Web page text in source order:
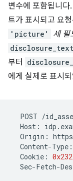
변수에 포함됩니
트가 표시되고 요청
'picture' 세 필
부터
에게 실제로 표시
POST /
Host : idp .
Origin : https
Content-Type :
Cookie :
Sec-Fetch-